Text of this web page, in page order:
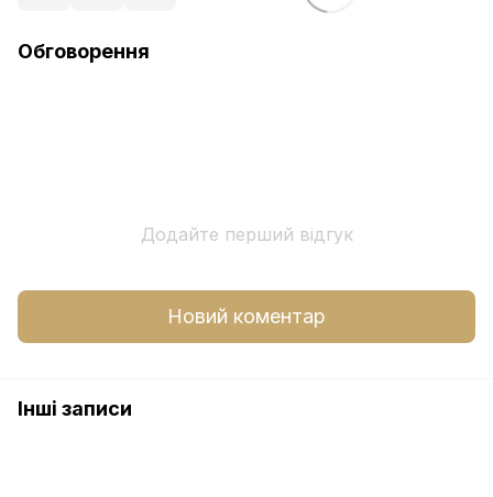
Обговорення
Додайте перший відгук
Новий коментар
Інші записи